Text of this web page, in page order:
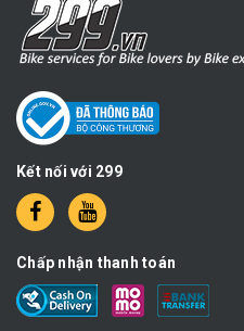
Kết nối với 299
Chấp nhận thanh toán